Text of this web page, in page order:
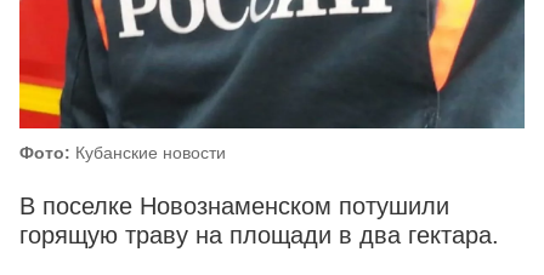
Фото: Кубанские новости
В поселке Новознаменском потушили
горящую траву на площади в два гектара.